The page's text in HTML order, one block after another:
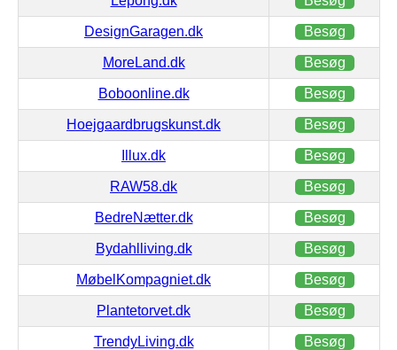
DesignGaragen.dk Besøg
MoreLand.dk Besøg
Boboonline.dk Besøg
Hoejgaardbrugskunst.dk Besøg
Illux.dk Besøg
RAW58.dk Besøg
BedreNætter.dk Besøg
Bydahlliving.dk Besøg
MøbelKompagniet.dk Besøg
Plantetorvet.dk Besøg
TrendyLiving.dk Besøg